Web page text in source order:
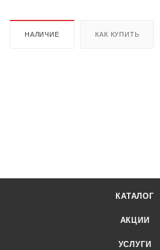
НАЛИЧИЕ КАК КУПИТЬ
КАТАЛОГ
АКЦИИ
УСЛУГИ